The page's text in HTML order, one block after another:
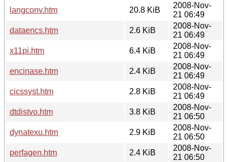
langconv.htm
20.8 KiB
2008-Nov-
21 06:49
dataencs.htm
2.6 KiB
2008-Nov-
21 06:49
x11pi.htm
6.4 KiB
2008-Nov-
21 06:49
encinase.htm
2.4 KiB
2008-Nov-
21 06:49
cicssyst.htm
2.8 KiB
2008-Nov-
21 06:49
dtdistvo.htm
3.8 KiB
2008-Nov-
21 06:50
dynatexu.htm
2.9 KiB
2008-Nov-
21 06:50
perfagen.htm
2.4 KiB
2008-Nov-
21 06:50